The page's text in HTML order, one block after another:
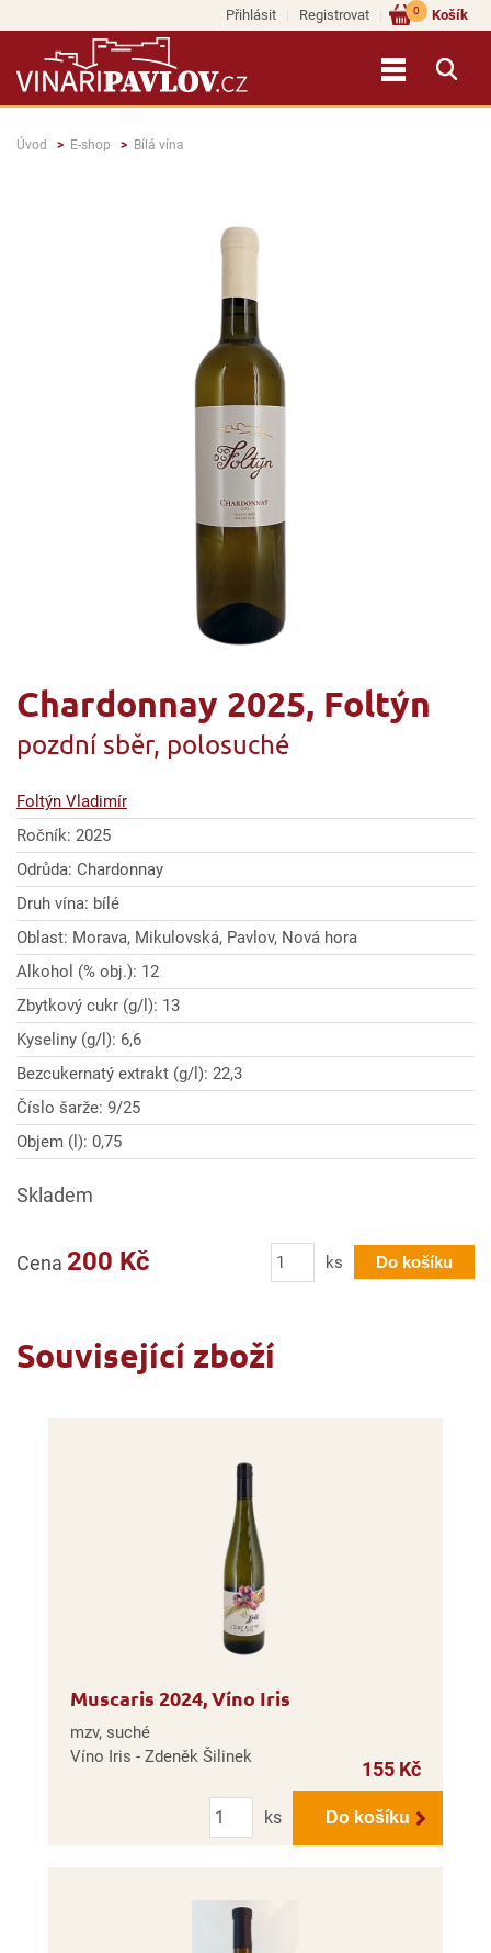
Přihlásit Registrovat Košík
0
Úvod E-shop Bílá vína
Chardonnay 2025, Foltýn
pozdní sběr, polosuché
Foltýn Vladimír
Ročník: 2025
Odrůda: Chardonnay
Druh vína: bílé
Oblast: Morava, Mikulovská, Pavlov, Nová hora
Alkohol (% obj.): 12
Zbytkový cukr (g/l): 13
Kyseliny (g/l): 6,6
Bezcukernatý extrakt (g/l): 22,3
Číslo šarže: 9/25
Objem (l): 0,75
Skladem
Cena 200 Kč Počet ks Do košíku
Související zboží
Muscaris 2024, Víno Iris
mzv, suché
Víno Iris - Zdeněk Šilinek
155 Kč
Počet
ks
Do košíku